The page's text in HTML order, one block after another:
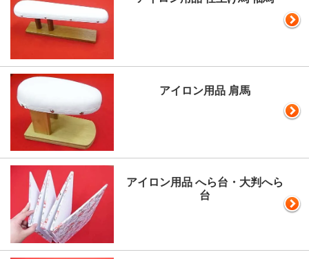
アイロン用品 肩馬
アイロン用品 へら台・大判へら
台